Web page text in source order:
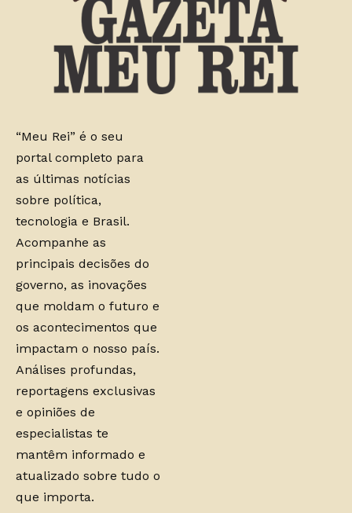
“Meu Rei” é o seu
portal completo para
as últimas notícias
sobre política,
tecnologia e Brasil.
Acompanhe as
principais decisões do
governo, as inovações
que moldam o futuro e
os acontecimentos que
impactam o nosso país.
Análises profundas,
reportagens exclusivas
e opiniões de
especialistas te
mantêm informado e
atualizado sobre tudo o
que importa.